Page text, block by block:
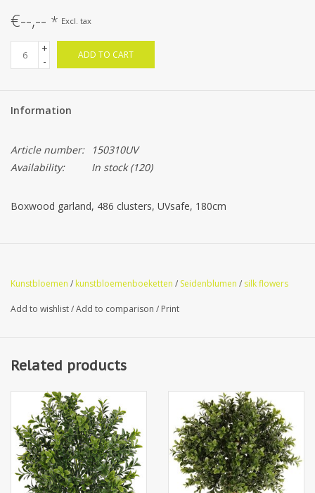
€--,-- * Excl. tax
+
-
ADD TO CART
Information
Article number:
150310UV
Availability:
In stock(120)
Boxwood garland, 486 clusters, UVsafe, 180cm
Kunstbloemen / kunstbloemenboeketten / Seidenblumen / silk flowers
Add to wishlist/Add to comparison / Print
Related products